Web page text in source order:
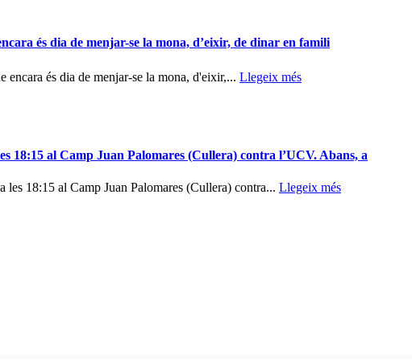
és dia de menjar-se la mona, d’eixir, de dinar en famili
és dia de menjar-se la mona, d'eixir,... Llegeix més
18:15 al Camp Juan Palomares (Cullera) contra l’UCV. Abans, a
18:15 al Camp Juan Palomares (Cullera) contra... Llegeix més